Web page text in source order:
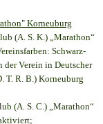
Korneuburg
(A. S. K.) „Marathon“
Schwarz-
der Verein in Deutscher
T. R. B.) Korneuburg
(A. S. C.) „Marathon“